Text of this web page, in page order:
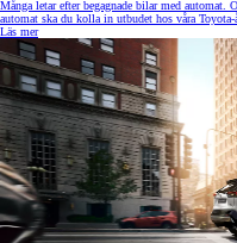
Många letar efter begagnade bilar med
automat ska du kolla in utbudet hos våra Toyota-
Läs mer